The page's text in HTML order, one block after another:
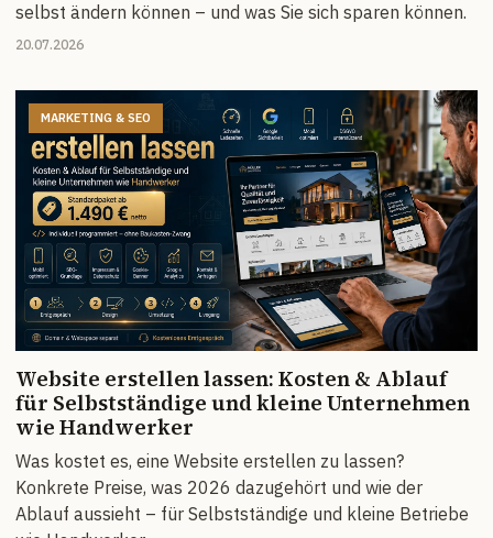
selbst ändern können – und was Sie sich sparen können.
20.07.2026
MARKETING & SEO
Website erstellen lassen: Kosten & Ablauf
für Selbstständige und kleine Unternehmen
wie Handwerker
Was kostet es, eine Website erstellen zu lassen?
Konkrete Preise, was 2026 dazugehört und wie der
Ablauf aussieht – für Selbstständige und kleine Betriebe